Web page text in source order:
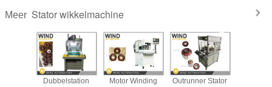
Meer Stator wikkelmachine
Dubbelstation
Motor Winding
Outrunner Stator